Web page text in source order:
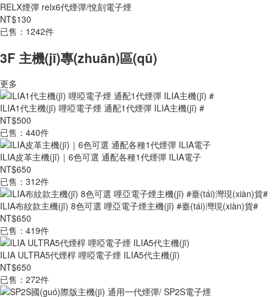
RELX煙彈 relx6代煙彈/悅刻電子煙
NT$130
已售：1242件
3F 主機(jī)專(zhuān)區(qū)
更多
ILIA1代主機(jī) 哩啞電子煙 通配1代煙彈 ILIA主機(jī) #
NT$500
已售：440件
ILIA皮革主機(jī)｜6色可選 通配各種1代煙彈 ILIA電子
NT$650
已售：312件
ILIA布紋款主機(jī) 8色可選 哩亞電子煙主機(jī) #臺(tái)灣現(xiàn)貨#
NT$650
已售：419件
ILIA ULTRA5代煙桿 哩啞電子煙 ILIA5代主機(jī)
NT$650
已售：272件